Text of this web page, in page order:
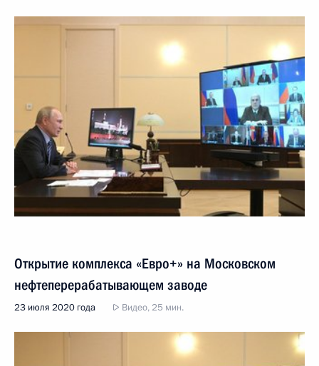
Открытие комплекса «Евро+» на Московском
нефтеперерабатывающем заводе
23 июля 2020 года Видео, 25 мин.